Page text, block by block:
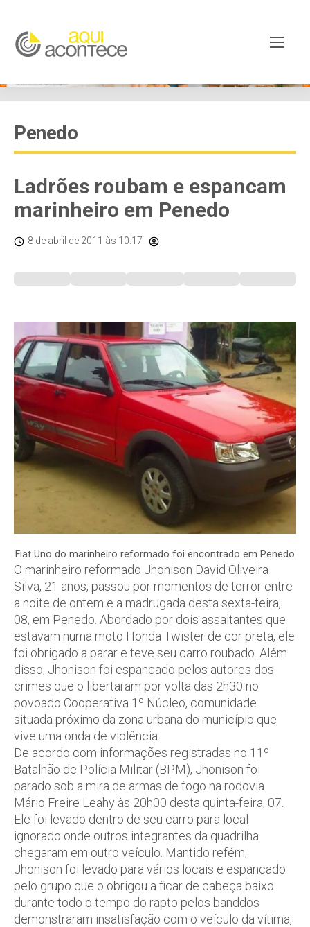
Penedo
Ladrões roubam e espancam
marinheiro em Penedo
8 de abril de 2011 às 10:17
Fiat Uno do marinheiro reformado foi encontrado em Penedo
O marinheiro reformado Jhonison David Oliveira
Silva, 21 anos, passou por momentos de terror entre
a noite de ontem e a madrugada desta sexta-feira,
08, em Penedo. Abordado por dois assaltantes que
estavam numa moto Honda Twister de cor preta, ele
foi obrigado a parar e teve seu carro roubado. Além
disso, Jhonison foi espancado pelos autores dos
crimes que o libertaram por volta das 2h30 no
povoado Cooperativa 1º Núcleo, comunidade
situada próximo da zona urbana do município que
vive uma onda de violência.
De acordo com informações registradas no 11º
Batalhão de Polícia Militar (BPM), Jhonison foi
parado sob a mira de armas de fogo na rodovia
Mário Freire Leahy às 20h00 desta quinta-feira, 07.
Ele foi levado dentro de seu carro para local
ignorado onde outros integrantes da quadrilha
chegaram em outro veículo. Mantido refém,
Jhonison foi levado para vários locais e espancado
pelo grupo que o obrigou a ficar de cabeça baixo
durante todo o tempo do rapto pelos banddos
demonstraram insatisfação com o veículo da vítima,